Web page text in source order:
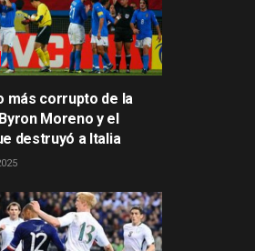
más corrupto de la
Moreno y el
destruyó a Italia